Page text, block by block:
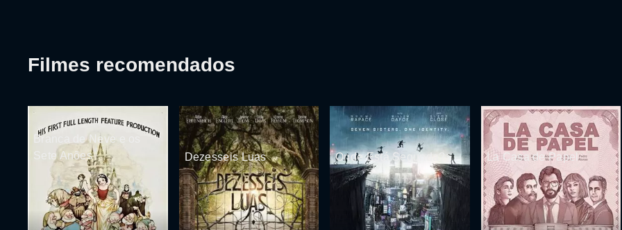
Filmes recomendados
Branca de Neve e os
Sete Anões
Dezesseis Luas Onde Está Segunda? La Casa de Papel